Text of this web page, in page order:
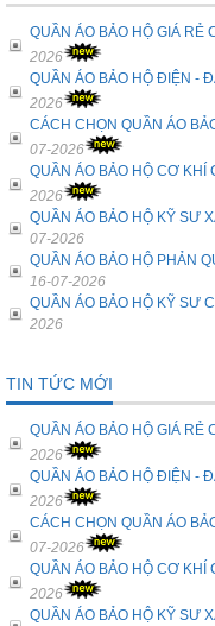
QUẦN ÁO BẢO HỘ GIÁ RẺ
2026
QUẦN ÁO BẢO HỘ ĐIỆN -
2026
CÁCH CHỌN QUẦN ÁO
07-2026
QUẦN ÁO BẢO HỘ CƠ KHÍ
2026
QUẦN ÁO BẢO HỘ KỸ SƯ
07-2026
QUẦN ÁO BẢO HỘ PHẢN
16-07-2026
QUẦN ÁO BẢO HỘ KỸ SƯ
2026
TIN TỨC MỚI
QUẦN ÁO BẢO HỘ GIÁ RẺ
2026
QUẦN ÁO BẢO HỘ ĐIỆN -
2026
CÁCH CHỌN QUẦN ÁO
07-2026
QUẦN ÁO BẢO HỘ CƠ KHÍ
2026
QUẦN ÁO BẢO HỘ KỸ SƯ